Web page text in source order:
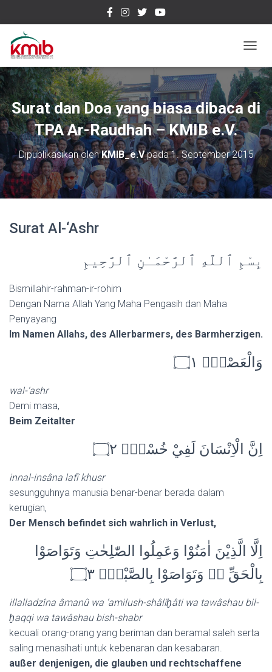
O
G
G
L
E
N
A
I
G
A
S
Surat dan Doa yang biasa dibaca di
TPA Ar-Raudhah – KMIB e.V.
Dipublikasikan olehKMIB_e.Vpada1. September 2015
Surat Al-‘Ashr
بِسْمِ ٱللَّهِ ٱلرَّحْمَ‍ـٰنِ ٱل‍‍رَّح‍ِ‍ي‍مِ
Bismillahir-rahman-ir-rohim
Dengan Nama Allah Yang Maha Pengasih dan Maha
Penyayang
Im Namen Allahs, des Allerbarmers, des Barmherzigen.
وَالْعَصْرِۙ ۝١
wal-‘ashr
Demi masa,
Beim Zeitalter
اِنَّ الْاِنْسَانَ لَفِيْ خُسْرٍۙ ۝٢
innal-insâna lafî khusr
sesungguhnya manusia benar-benar berada dalam
kerugian,
Der Mensch befindet sich wahrlich in Verlust,
اِلَّا الَّذِيْنَ اٰمَنُوْا وَعَمِلُوا الصّٰلِحٰتِ وَتَوَاصَوْا
بِالْحَقِّ ەۙ وَتَوَاصَوْا بِالصَّبْرِࣖ ۝٣
illalladzîna âmanû wa ‘amilush-shâliḫâti wa tawâshau bil-
ḫaqqi wa tawâshau bish-shabr
kecuali orang-orang yang beriman dan beramal saleh serta
saling menasihati untuk kebenaran dan kesabaran.
außer denjenigen, die glauben und rechtschaffene